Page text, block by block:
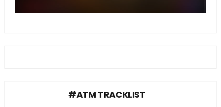
#ATM TRACKLIST